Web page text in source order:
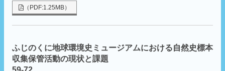
（PDF:1.25MB）
ふじのくに地球環境史ミュージアムにおける自然史標本
収集保管活動の現状と課題